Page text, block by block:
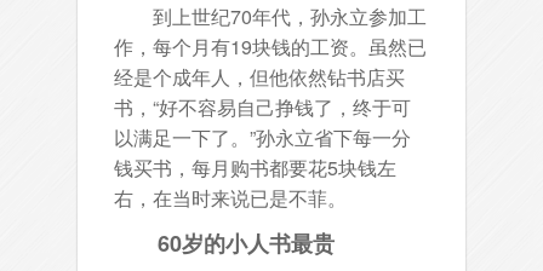
到上世纪70年代，孙永立参加工
作，每个月有19块钱的工资。虽然已
经是个成年人，但他依然钻书店买
书，“好不容易自己挣钱了，终于可
以满足一下了。”孙永立省下每一分
钱买书，每月购书都要花5块钱左
右，在当时来说已是不菲。
60岁的小人书最贵